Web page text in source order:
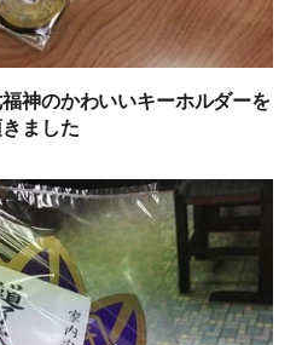
神のかわいいキーホルダーを
ました